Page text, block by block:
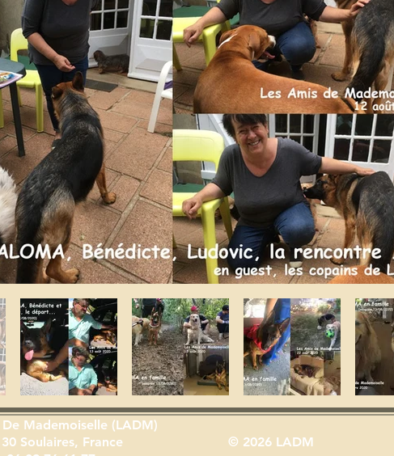
De Mademoiselle (LADM)
Soulaires, France
© 2026 LADM